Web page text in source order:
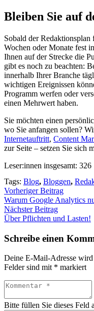
Blei­ben Sie auf
Sobald der
Wochen oder Mona­te fest
Ihnen auf der Stre­cke die
gibt es noch zu beach­ten:
inner­halb Ihrer Bran­che
wich­ti­gen Ereig­nis­sen
Pro­gramm wer­fen oder
einen Mehr­wert haben.
Sie möch­ten einen
wo Sie anfan­gen sol­len?
Inter­net­auf­tritt, Con­tent
zur Sei­te – set­zen Sie sich
Leser:innen ins­ge­samt: 326
Tags: Blog, Bloggen,
Vorheriger Beitrag
War­um Goog­le Ana­ly­tics
Nächster Beitrag
Über Pflich­ten und Las­ten!
Schreibe einen
Deine E-Mail-Adresse
Felder sind mit * markiert
Bitte füllen Sie dieses Feld